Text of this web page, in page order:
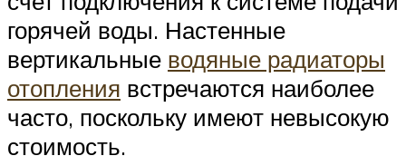
горячей воды. Настенные
вертикальные водяные радиаторы
отопления встречаются наиболее
часто, поскольку имеют невысокую
стоимость.